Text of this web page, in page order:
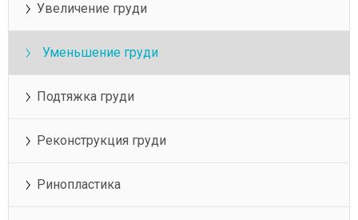
Увеличение груди
Уменьшение груди
Подтяжка груди
Реконструкция груди
Ринопластика